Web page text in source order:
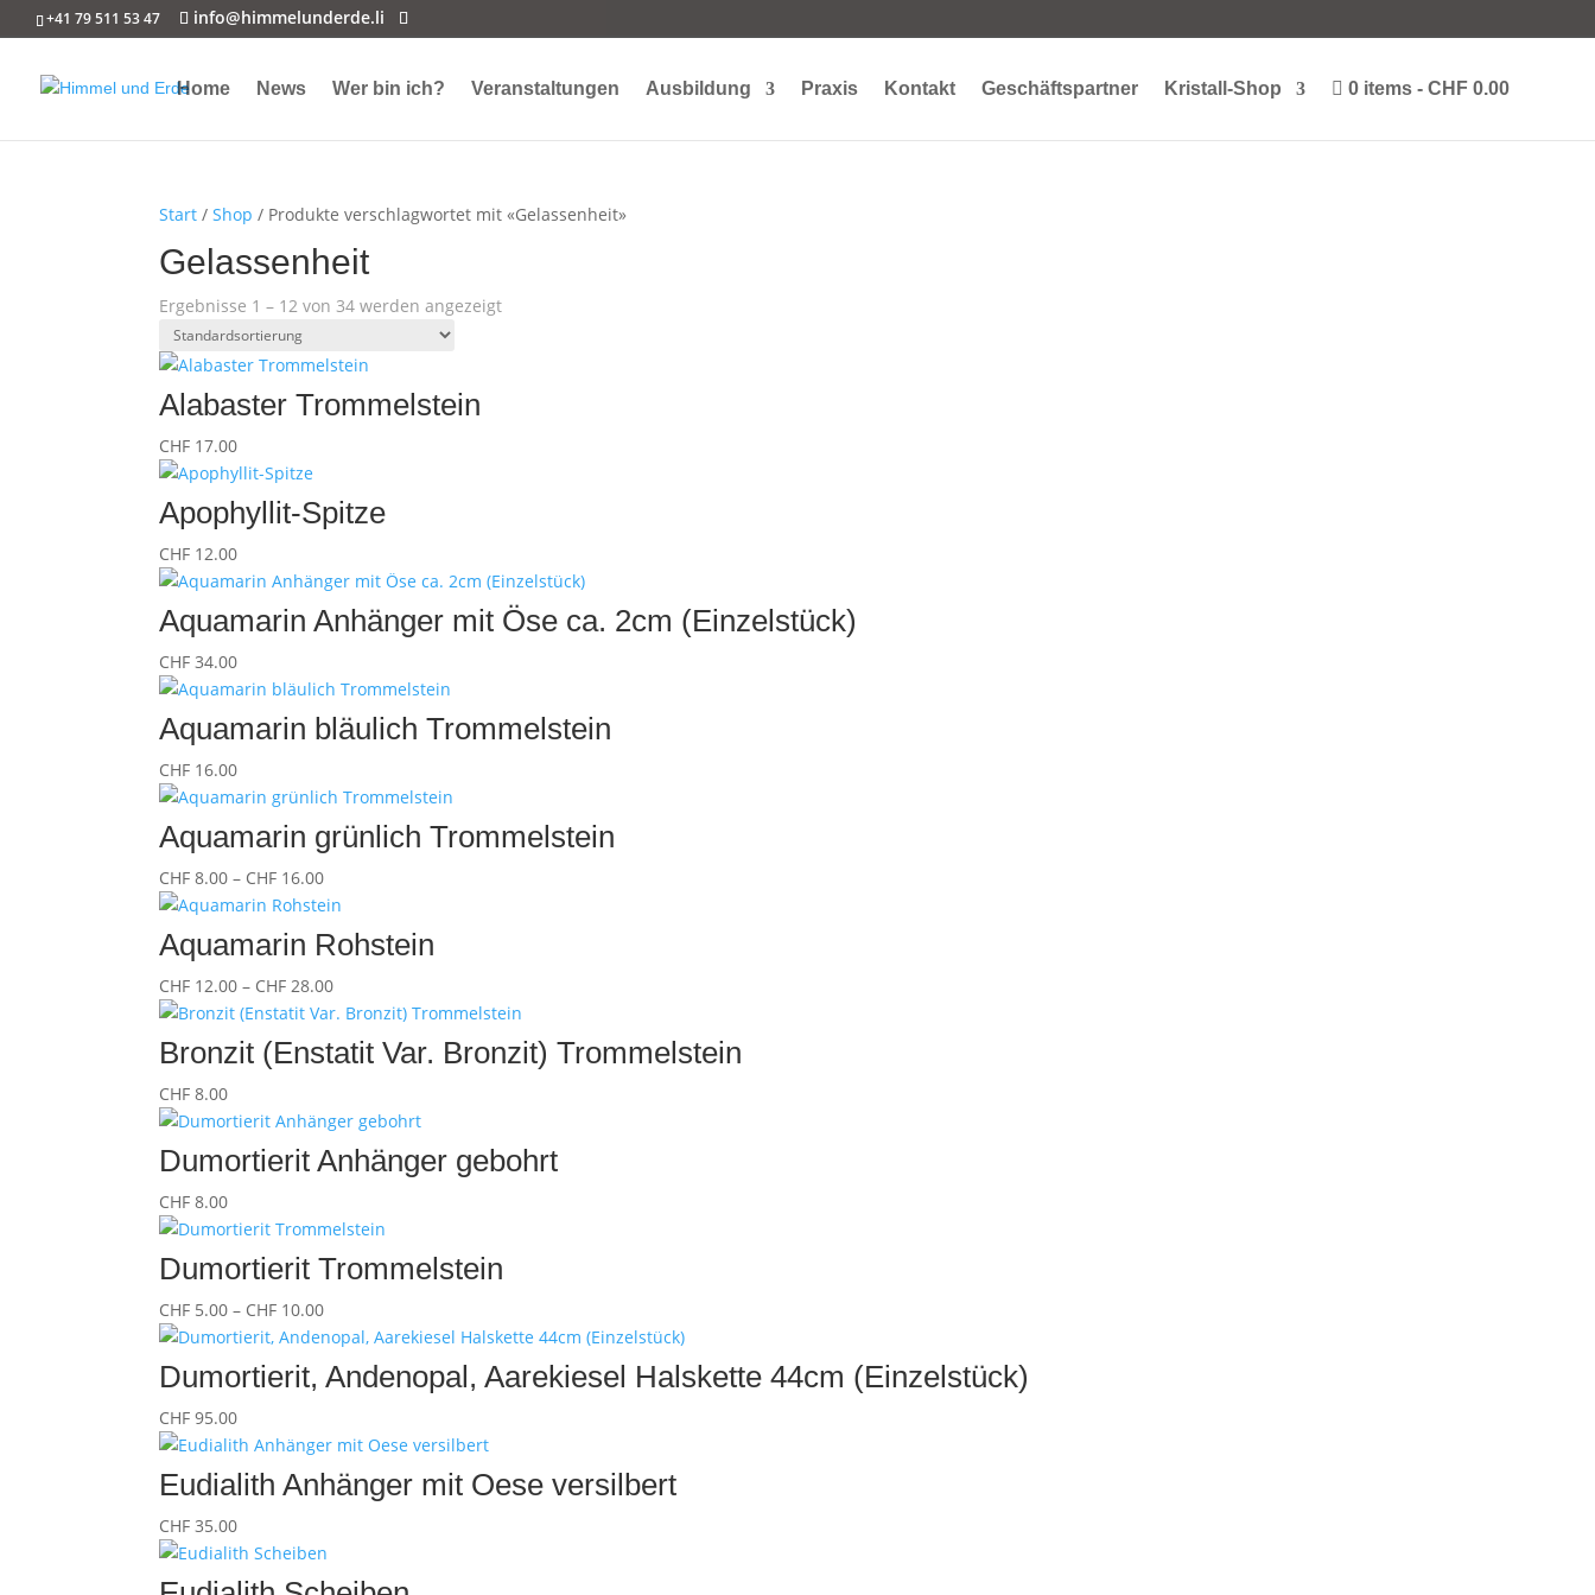
+41 79 511 53 47 info@himmelunderde.li
Home News Wer bin ich? Veranstaltungen Ausbildung Praxis Kontakt Geschäftspartner Kristall-Shop 0 items CHF 0.00
Start /Shop / Produkte verschlagwortet mit «Gelassenheit»
Gelassenheit
Ergebnisse 1 – 12 von 34 werden angezeigt
Alabaster Trommelstein
CHF 17.00
Apophyllit-Spitze
CHF 12.00
Aquamarin Anhänger mit Öse ca. 2cm (Einzelstück)
CHF 34.00
Aquamarin bläulich Trommelstein
CHF 16.00
Aquamarin grünlich Trommelstein
CHF 8.00 – CHF 16.00Preisspanne:
CHF 8.00
bis
CHF 16.00
Aquamarin Rohstein
CHF 12.00 – CHF 28.00Preisspanne:
CHF 12.00
bis
CHF 28.00
Bronzit (Enstatit Var. Bronzit) Trommelstein
CHF 8.00
Dumortierit Anhänger gebohrt
CHF 8.00
Dumortierit Trommelstein
CHF 5.00 – CHF 10.00Preisspanne:
CHF 5.00
bis
CHF 10.00
Dumortierit, Andenopal, Aarekiesel Halskette 44cm (Einzelstück)
CHF 95.00
Eudialith Anhänger mit Oese versilbert
CHF 35.00